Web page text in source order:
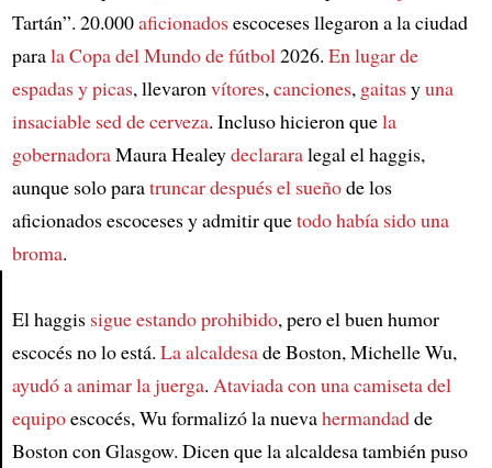
Article
Tartán”. 20.000aficionadosescoceses llegaron a la ciudad
parala Copa del Mundo de fútbol 2026. En lugar de
espadas y picas, llevaron vítores, canciones, gaitasyuna
insaciable sed de cerveza. Incluso hicieron quela
gobernadoraMaura Healeydeclararalegal el haggis,
aunque solo paratruncar después el sueñode los
aficionados escoceses y admitir quetodo había sido una
broma.
El haggis sigue estando prohibido, pero el buen humor
escocés no lo está. La alcaldesade Boston, Michelle Wu,
ayudó a animar la juerga. Ataviada con una camiseta del
equipoescocés, Wu formalizó la nuevahermandadde
Boston con Glasgow. Dicen que la alcaldesa también puso